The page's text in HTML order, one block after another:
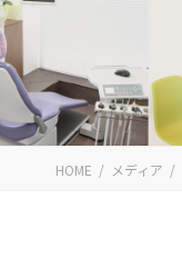
HOME メディア